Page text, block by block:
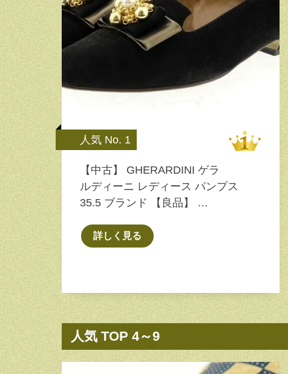
人気 No. 1
【中古】 GHERARDINI ゲラ
ルディーニ レディース パンプス
35.5 ブランド 【良品】 …
詳しく見る
人気 TOP 4～9